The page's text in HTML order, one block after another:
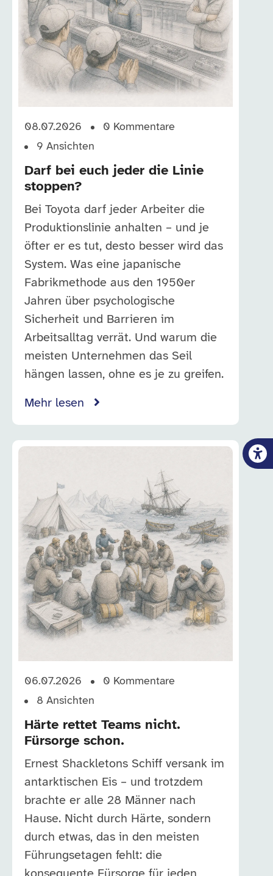
08.07.2026 0 Kommentare
9 Ansichten
Darf bei euch jeder die Linie
stoppen?
Bei Toyota darf jeder Arbeiter die
Produktionslinie anhalten – und je
öfter er es tut, desto besser wird das
System. Was eine japanische
Fabrikmethode aus den 1950er
Jahren über psychologische
Sicherheit und Barrieren im
Arbeitsalltag verrät. Und warum die
meisten Unternehmen das Seil
hängen lassen, ohne es je zu greifen.
Mehr lesen
06.07.2026 0 Kommentare
8 Ansichten
Härte rettet Teams nicht.
Fürsorge schon.
Ernest Shackletons Schiff versank im
antarktischen Eis – und trotzdem
brachte er alle 28 Männer nach
Hause. Nicht durch Härte, sondern
durch etwas, das in den meisten
Führungsetagen fehlt: die